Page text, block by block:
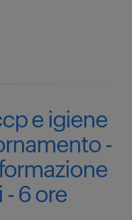
e igiene
-
6 ore